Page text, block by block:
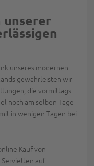
unserer
unseres modernen
gewährleisten wir
die vormittags
noch am selben Tage
in wenigen Tagen bei
Kauf von
Servietten auf